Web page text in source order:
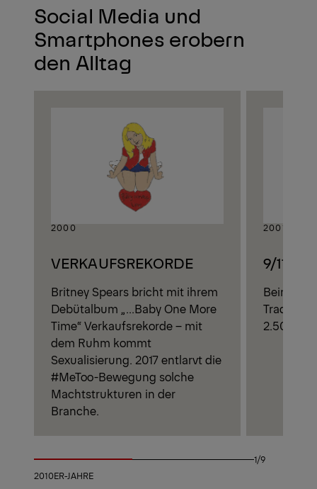
Social Media und
Smartphones erobern
den Alltag
2000
VERKAUFSREKORDE
Britney Spears bricht mit ihrem
Debütalbum „...Baby One More
Time“ Verkaufsrekorde – mit
dem Ruhm kommt
Sexualisierung. 2017 entlarvt die
#MeToo-Bewegung solche
Machtstrukturen in der
Branche.
2001
9/11
Beim
Trade
2.500
1/9
2010ER-JAHRE